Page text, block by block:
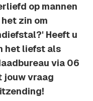
op mannen
zin om
Heeft u
het liefst als
via 06
jouw vraag